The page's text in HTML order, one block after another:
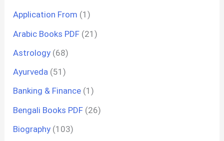
Application From (1)
Arabic Books PDF (21)
Astrology (68)
Ayurveda (51)
Banking & Finance (1)
Bengali Books PDF (26)
Biography (103)